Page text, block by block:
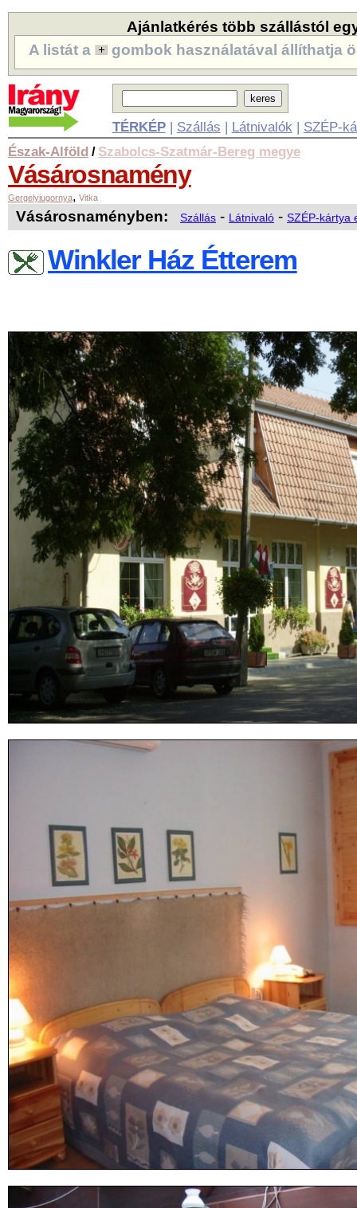
Ajánlatkérés több szállástól
A listát a
gombok használatával állíthatja
TÉRKÉP| Szállás | Látnivalók | SZÉP-
Észak-Alföld / Szabolcs-Szatmár-Bereg megye
Vásárosnamény
Gergelyiugornya, Vitka
Vásárosnaményben: Szállás - Látnivaló - SZÉP-kártya
Winkler Ház Étterem